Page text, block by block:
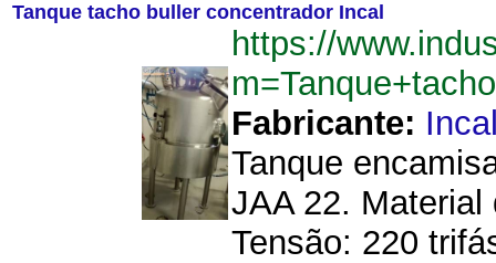
Tanque tacho buller concentrador Incal
https://
Fabricante:
Tanque
JAA 22. Material
Tensão: 220